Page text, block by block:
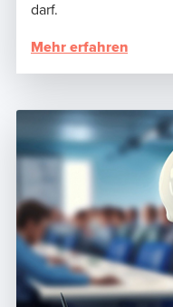
darf.
Mehr erfahren